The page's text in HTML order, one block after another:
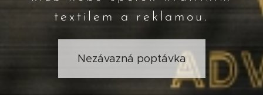
textilem a reklamou.
Nezávazná poptávka